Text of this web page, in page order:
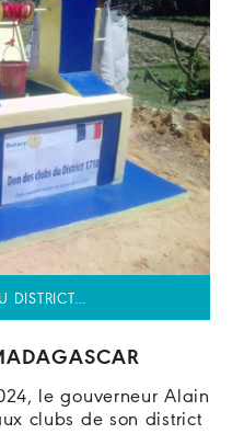
DISTRICT…
le gouverneur Alain
clubs de son district